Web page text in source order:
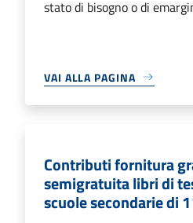
stato di bisogno o di
VAI ALLA PAGINA
Contributi fornitura
semigratuita libri di
scuole secondarie di